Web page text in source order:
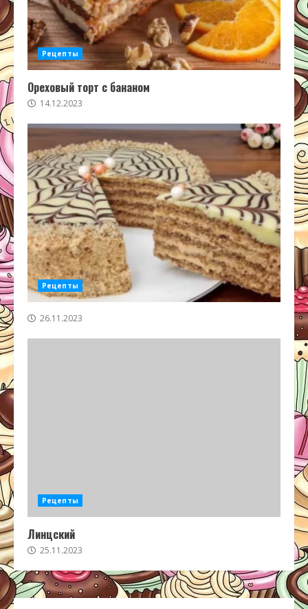
Рецепты
Ореховый торт с бананом
14.12.2023
Рецепты
26.11.2023
Рецепты
Линцский
25.11.2023